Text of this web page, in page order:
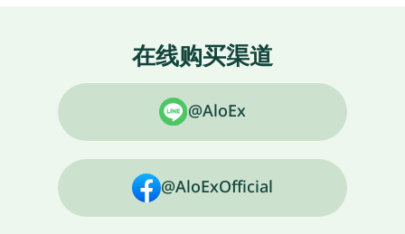
在线购买渠道
@AloEx
@AloExOfficial